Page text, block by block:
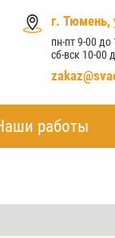
г. Тюмень,
пн-пт 9-00 до
сб-вск 10-00
работы
работы